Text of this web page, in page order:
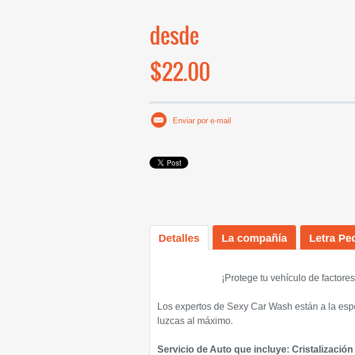
desde
$22.00
Enviar por e-mail
Detalles La compañía Letra
¡Protege tu vehículo de
Los expertos de Sexy Car Wash están a la
luzcas al máximo.
Servicio de Auto que incluye: